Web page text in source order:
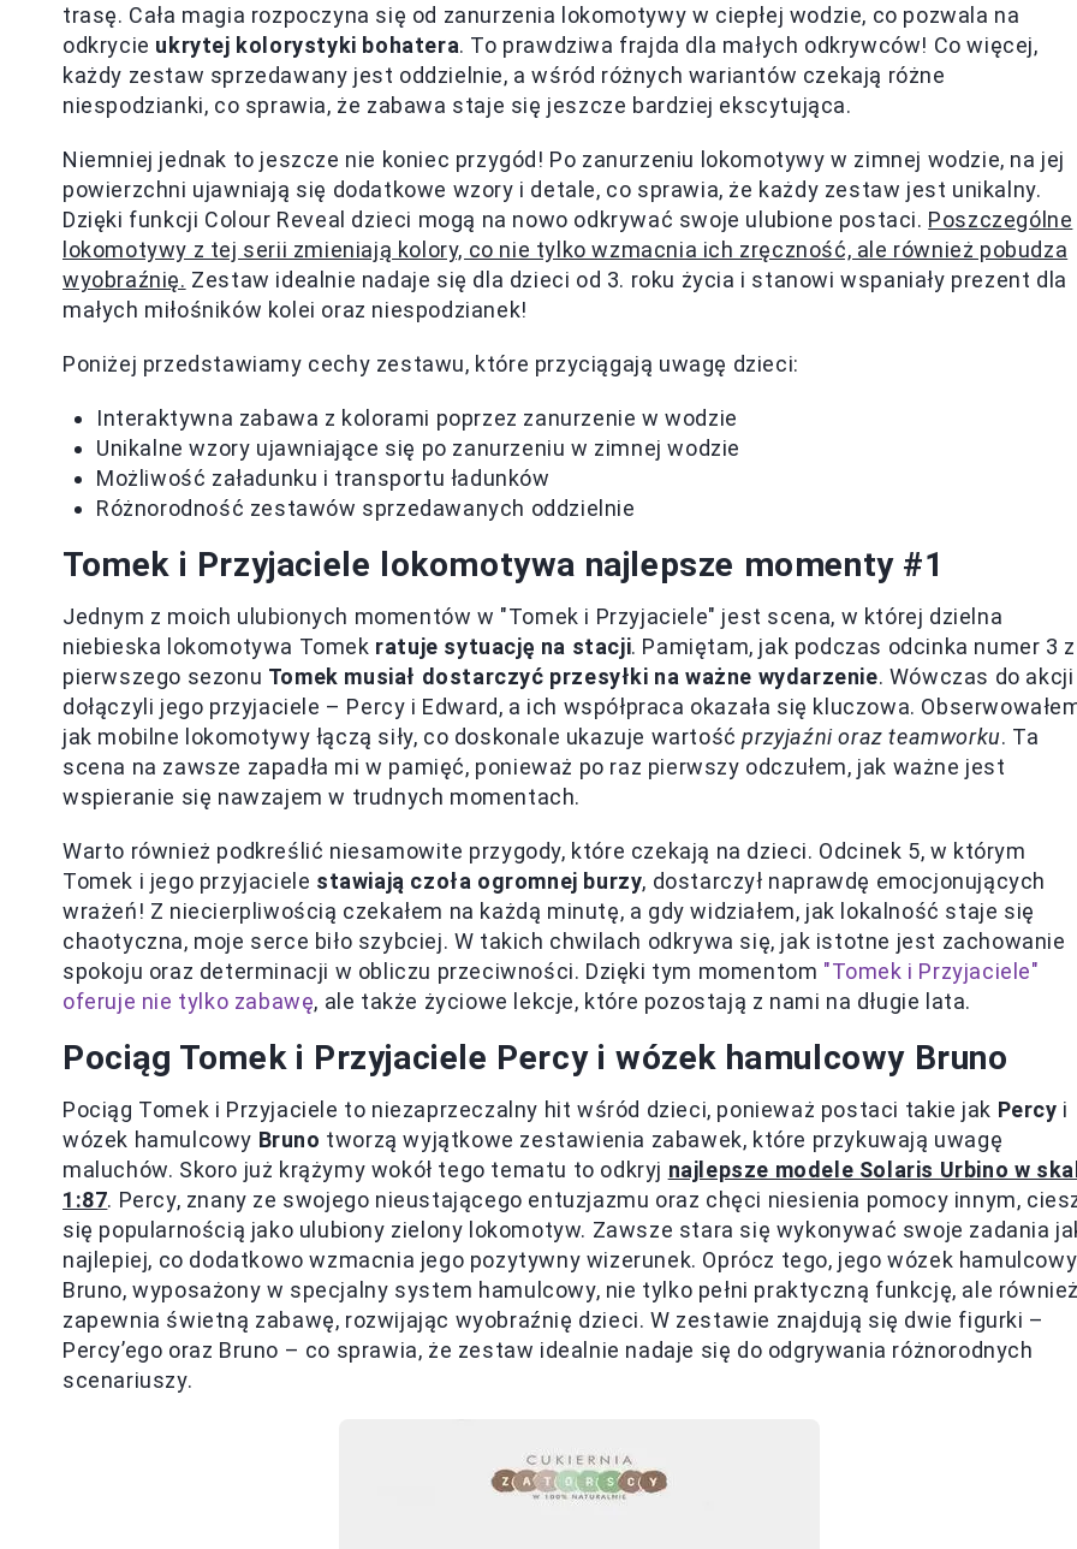
trasę. Cała magia rozpoczyna się od zanurzenia lokomotywy w ciepłej wodzie, co pozwala na
odkrycie ukrytej kolorystyki bohatera. To prawdziwa frajda dla małych odkrywców! Co więcej,
każdy zestaw sprzedawany jest oddzielnie, a wśród różnych wariantów czekają różne
niespodzianki, co sprawia, że zabawa staje się jeszcze bardziej ekscytująca.
Niemniej jednak to jeszcze nie koniec przygód! Po zanurzeniu lokomotywy w zimnej wodzie, na jej
powierzchni ujawniają się dodatkowe wzory i detale, co sprawia, że każdy zestaw jest unikalny.
Dzięki funkcji Colour Reveal dzieci mogą na nowo odkrywać swoje ulubione postaci. Poszczególne
lokomotywy z tej serii zmieniają kolory, co nie tylko wzmacnia ich zręczność, ale również pobudza
wyobraźnię. Zestaw idealnie nadaje się dla dzieci od 3. roku życia i stanowi wspaniały prezent dla
małych miłośników kolei oraz niespodzianek!
Poniżej przedstawiamy cechy zestawu, które przyciągają uwagę dzieci:
Interaktywna zabawa z kolorami poprzez zanurzenie w wodzie
Unikalne wzory ujawniające się po zanurzeniu w zimnej wodzie
Możliwość załadunku i transportu ładunków
Różnorodność zestawów sprzedawanych oddzielnie
Tomek i Przyjaciele lokomotywa najlepsze momenty #1
Jednym z moich ulubionych momentów w "Tomek i Przyjaciele" jest scena, w której dzielna
niebieska lokomotywa Tomek ratuje sytuację na stacji. Pamiętam, jak podczas odcinka numer 3 z
pierwszego sezonu Tomek musiał dostarczyć przesyłki na ważne wydarzenie. Wówczas do akcji
dołączyli jego przyjaciele – Percy i Edward, a ich współpraca okazała się kluczowa.
jak mobilne lokomotywy łączą siły, co doskonale ukazuje wartośćprzyjaźni oraz teamworku. Ta
scena na zawsze zapadła mi w pamięć, ponieważ po raz pierwszy odczułem, jak ważne jest
wspieranie się nawzajem w trudnych momentach.
Warto również podkreślić niesamowite przygody, które czekają na dzieci. Odcinek 5, w którym
Tomek i jego przyjaciele stawiają czoła ogromnej burzy, dostarczył naprawdę emocjonujących
wrażeń! Z niecierpliwością czekałem na każdą minutę, a gdy widziałem, jak lokalność staje się
chaotyczna, moje serce biło szybciej. W takich chwilach odkrywa się, jak istotne jest zachowanie
spokoju oraz determinacji w obliczu przeciwności. Dzięki tym momentom "Tomek i Przyjaciele"
oferuje nie tylko zabawę, ale także życiowe lekcje, które pozostają z nami na długie lata.
Pociąg Tomek i Przyjaciele Percy i wózek hamulcowy Bruno
Pociąg Tomek i Przyjaciele to niezaprzeczalny hit wśród dzieci, ponieważ postaci takie jak Percy i
wózek hamulcowy Bruno tworzą wyjątkowe zestawienia zabawek, które przykuwają uwagę
maluchów. Skoro już krążymy wokół tego tematu to odkryj najlepsze modele Solaris Urbino w
1:87. Percy, znany ze swojego nieustającego entuzjazmu oraz chęci niesienia pomocy innym,
się popularnością jako ulubiony zielony lokomotyw. Zawsze stara się wykonywać swoje zadania
najlepiej, co dodatkowo wzmacnia jego pozytywny wizerunek. Oprócz tego, jego wózek hamulcowy
Bruno, wyposażony w specjalny system hamulcowy, nie tylko pełni praktyczną funkcję, ale
zapewnia świetną zabawę, rozwijając wyobraźnię dzieci. W zestawie znajdują się dwie figurki –
Percy’ego oraz Bruno – co sprawia, że zestaw idealnie nadaje się do odgrywania różnorodnych
scenariuszy.